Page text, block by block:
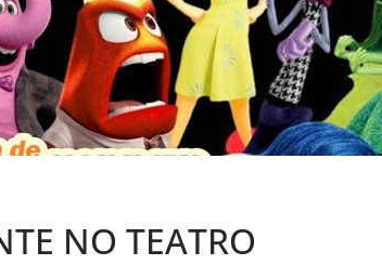
NO TEATRO